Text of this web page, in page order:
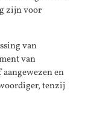
zijn voor
van
van
en
tenzij